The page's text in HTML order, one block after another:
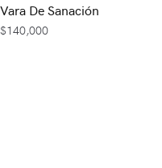
Vara De Sanación
$140,000